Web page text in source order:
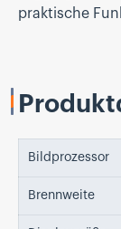
praktische
Bildprozessor
Brennweite